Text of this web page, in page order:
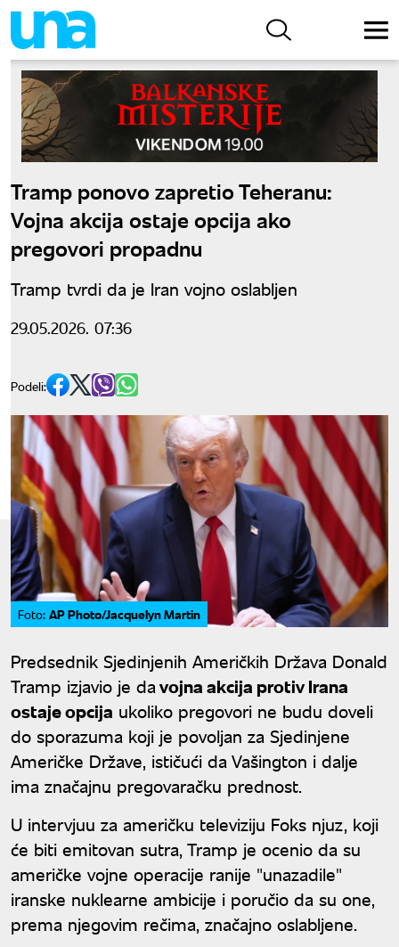
Tramp ponovo zapretio Teheranu:
Vojna akcija ostaje opcija ako
pregovori propadnu
Tramp tvrdi da je Iran vojno oslabljen
29.05.2026. 07:36
Podeli:
Foto: AP Photo/Jacquelyn Martin
Predsednik Sjedinjenih Američkih Država Donald
Tramp izjavio je davojna akcija protiv Irana
ostaje opcija ukoliko pregovori ne budu doveli
do sporazuma koji je povoljan za Sjedinjene
Američke Države, ističući da Vašington i dalje
ima značajnu pregovaračku prednost.
U intervjuu za američku televiziju Foks njuz, koji
će biti emitovan sutra, Tramp je ocenio da su
američke vojne operacije ranije "unazadile"
iranske nuklearne ambicije i poručio da su one,
prema njegovim rečima, značajno oslabljene.